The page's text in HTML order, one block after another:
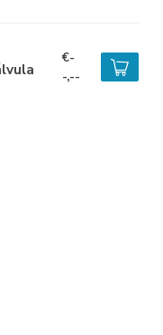
€-
-,--